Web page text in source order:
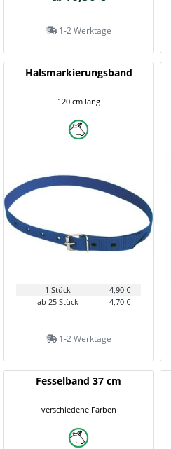
1-2 Werktage
Halsmarkierungsband
120 cm lang
1 Stück
4,90 €
ab 25 Stück
4,70 €
1-2 Werktage
Fesselband 37 cm
verschiedene Farben